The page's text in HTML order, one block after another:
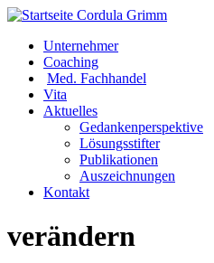
Unternehmer
Coaching
Med. Fachhandel
Vita
Aktuelles
Gedankenperspektive
Lösungsstifter
Publikationen
Auszeichnungen
Kontakt
verändern